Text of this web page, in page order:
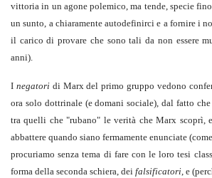
vittoria in un agone polemico, ma tende, specie
un sunto, a chiaramente autodefinirci e a fornire i
il carico di provare che sono tali da non essere
anni).
I negatori di Marx del primo gruppo vedono
ora solo dottrinale (e domani sociale), dal fatto
tra quelli che "rubano" le verità che Marx scoprì,
abbattere quando siano fermamente enunciate
procuriamo senza tema di fare con le loro tesi
forma della seconda schiera, dei falsificatori, e